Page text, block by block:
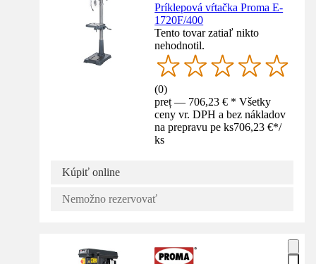
Príklepová vŕtačka Proma E-
1720F/400
Tento tovar zatiaľ nikto
nehodnotil.
(0)
preț — 706,23 € * Všetky
ceny vr. DPH a bez nákladov
na prepravu pe ks706,23 €*/
ks
Kúpiť online
Nemožno rezervovať